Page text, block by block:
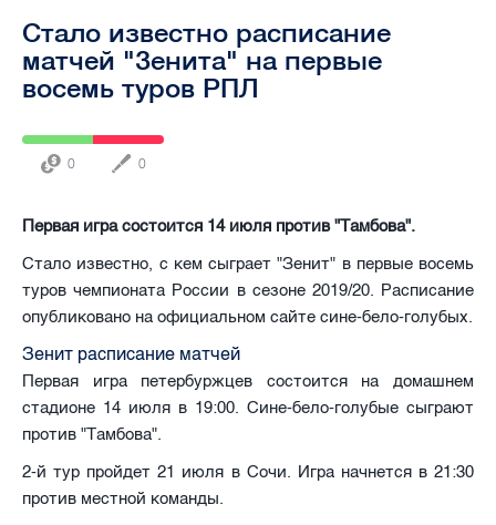
Стало известно расписание
матчей "Зенита" на первые
восемь туров РПЛ
0 0
Первая игра состоится 14 июля против "Тамбова".
Стало известно, с кем сыграет "Зенит" в первые восемь
туров чемпионата России в сезоне 2019/20. Расписание
опубликовано на официальном сайте сине-бело-голубых.
Зенит расписание матчей
Первая игра петербуржцев состоится на домашнем
стадионе 14 июля в 19:00. Сине-бело-голубые сыграют
против "Тамбова".
2-й тур пройдет 21 июля в Сочи. Игра начнется в 21:30
против местной команды.